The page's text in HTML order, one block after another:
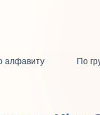
алфавиту
По